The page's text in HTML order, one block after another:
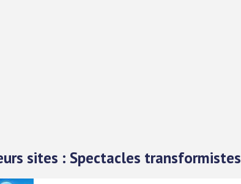
sites : Spectacles transformistes